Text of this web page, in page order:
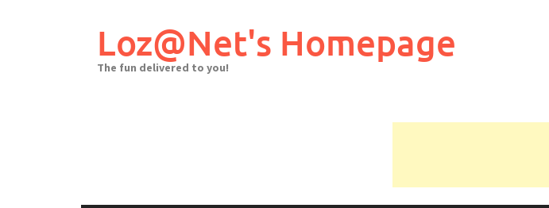
Loz@Net's Homepage
The fun delivered to you!